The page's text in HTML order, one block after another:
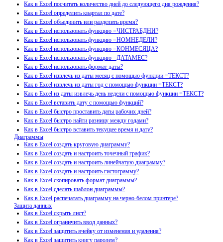
Как в Excel посчитать количество дней до следующего дня рождения?
Как в Excel определить квартал по дате?
Как в Excel объединить или разделить время?
Как в Excel использовать функцию =ЧИСТРАБДНИ?
Как в Excel использовать функцию =НОМНЕДЕЛИ?
Как в Excel использовать функцию =КОНМЕСЯЦА?
Как в Excel использовать функцию =ДАТАМЕС?
Как в Excel использовать формат даты?
Как в Excel извлечь из даты месяц с помощью функции =ТЕКСТ?
Как в Excel извлечь из даты год с помощью функции =ТЕКСТ?
Как в Excel из даты извлечь день недели с помощью функции =ТЕКСТ?
Как в Excel вставить дату с помощью функций?
Как в Excel быстро проставить даты рабочих дней?
Как в Excel быстро найти разницу между годами?
Как в Excel быстро вставить текущее время и дату?
Диаграммы
Как в Excel создать круговую диаграмму?
Как в Excel создать и настроить точечный график?
Как в Excel создать и настроить линейчатую диаграмму?
Как в Excel создать и настроить гистограмму?
Как в Excel скопировать формат диаграммы?
Как в Excel сделать шаблон диаграммы?
Как в Excel распечатать диаграмму на черно-белом принтере?
Защита данных
Как в Excel скрыть лист?
Как в Excel ограничить ввод данных?
Как в Excel защитить ячейку от изменения и удаления?
Как в Excel защитить книгу паролем?